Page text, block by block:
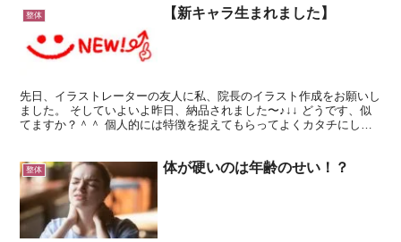
整体 【新キャラ生まれました】
先日、イラストレーターの友人に私、院長のイラスト作成をお願いし
ました。 そしていよいよ昨日、納品されました〜♪↓↓ どうです、似
てますか？＾＾ 個人的には特徴を捉えてもらってよくカタチにして
整体 体が硬いのは年齢のせい！？